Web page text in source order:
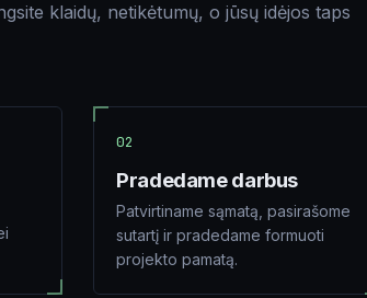
klaidų, netikėtumų, o jūsų idėjos taps
02
Pradedame darbus
Patvirtiname sąmatą, pasirašome
sutartį ir pradedame formuoti
projekto pamatą.